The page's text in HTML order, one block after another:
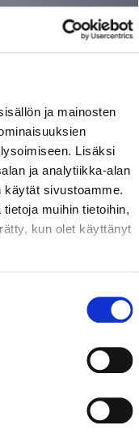
ja mainosten
Lisäksi
ja analytiikka-alan
käytät sivustoamme.
muihin tietoihin,
kun olet käyttänyt